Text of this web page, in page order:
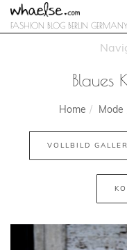
FASHION BLOG BERLIN GERMANY
Blaues
Home Mode
VOLLBILD